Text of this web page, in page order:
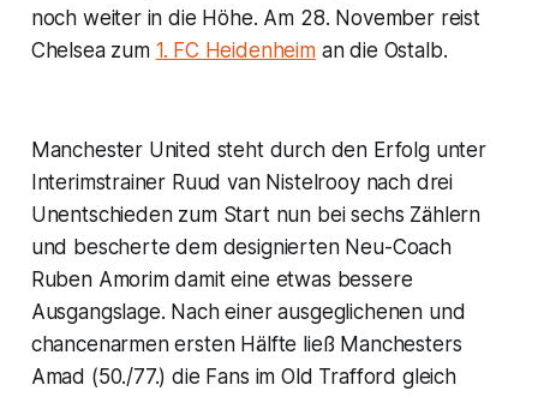
noch weiter in die Höhe. Am 28. November reist
Chelsea zum 1. FC Heidenheiman die Ostalb.
Manchester United steht durch den Erfolg unter
Interimstrainer Ruud van Nistelrooy nach drei
Unentschieden zum Start nun bei sechs Zählern
und bescherte dem designierten Neu-Coach
Ruben Amorim damit eine etwas bessere
Ausgangslage. Nach einer ausgeglichenen und
chancenarmen ersten Hälfte ließ Manchesters
Amad (50./77.) die Fans im Old Trafford gleich